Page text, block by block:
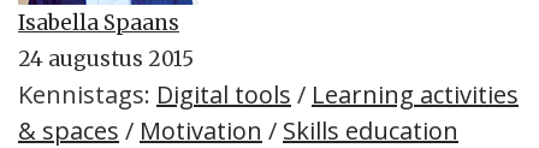
Isabella Spaans
24 augustus 2015
Kennistags: Digital tools / Learning activities
& spaces / Motivation / Skills education